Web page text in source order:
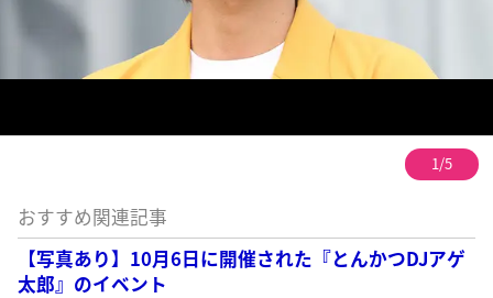
1/5
おすすめ関連記事
【写真あり】10月6日に開催された『とんかつDJアゲ
太郎』のイベント